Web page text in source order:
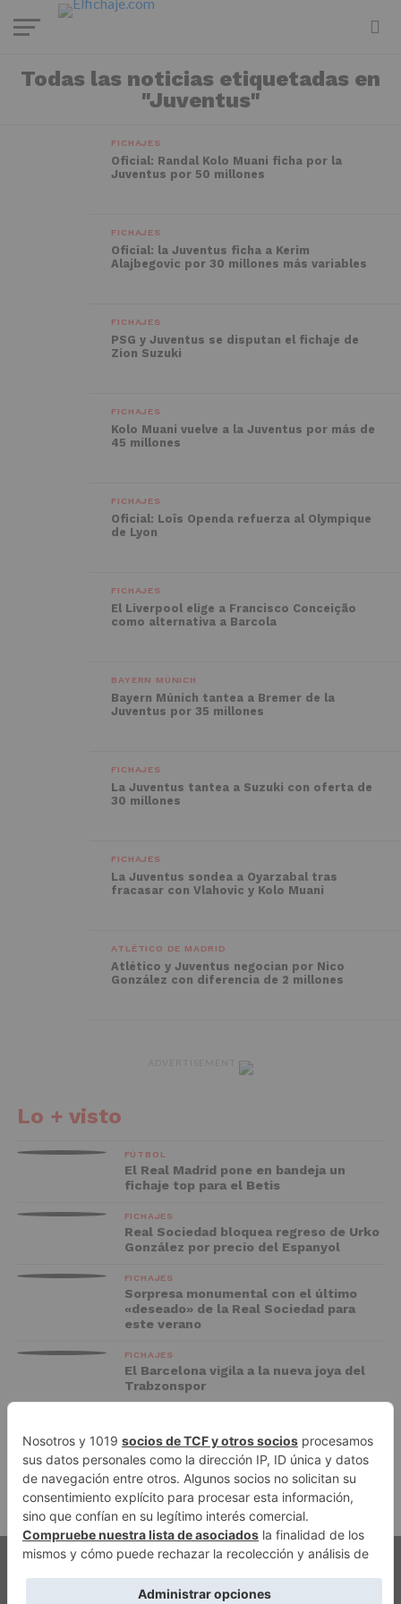
Todas las noticias etiquetadas en
"Juventus"
FICHAJES
Oficial: Randal Kolo Muani ficha por la
Juventus por 50 millones
FICHAJES
Oficial: la Juventus ficha a Kerim
Alajbegovic por 30 millones más variables
FICHAJES
PSG y Juventus se disputan el fichaje de
Zion Suzuki
FICHAJES
Kolo Muani vuelve a la Juventus por más de
45 millones
FICHAJES
Oficial: Loïs Openda refuerza al Olympique
de Lyon
FICHAJES
El Liverpool elige a Francisco Conceição
como alternativa a Barcola
BAYERN MÚNICH
Bayern Múnich tantea a Bremer de la
Juventus por 35 millones
FICHAJES
La Juventus tantea a Suzuki con oferta de
30 millones
FICHAJES
La Juventus sondea a Oyarzabal tras
fracasar con Vlahovic y Kolo Muani
ATLÉTICO DE MADRID
Atlético y Juventus negocian por Nico
González con diferencia de 2 millones
Lo + visto
FÚTBOL
El Real Madrid pone en bandeja un
fichaje top para el Betis
FICHAJES
Real Sociedad bloquea regreso de Urko
González por precio del Espanyol
FICHAJES
Sorpresa monumental con el último
«deseado» de la Real Sociedad para
este verano
FICHAJES
El Barcelona vigila a la nueva joya del
Trabzonspor
Casadó en su vuelta a Primera División
AVISO LEGAL POLÍTICA DE PRIVACIDAD